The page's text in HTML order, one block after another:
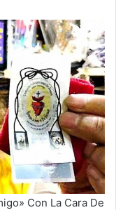
Con La Cara De